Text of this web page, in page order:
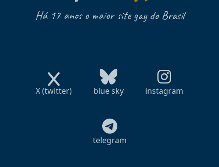
Há 17 anos o maior site gay do Brasil
X (twitter) blue sky instagram
telegram